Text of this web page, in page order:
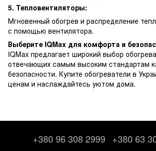
5. Тепловентиляторы:
Мгновенный обогрев и распределение
с помощью вентилятора.
Выберите IQMax для комфорта и
IQMax предлагает широкий выбор
отвечающих самым высоким стандартам
безопасности. Купите обогреватели в
ценам и наслаждайтесь уютом дома.
+380 96 308 2999
+380 63